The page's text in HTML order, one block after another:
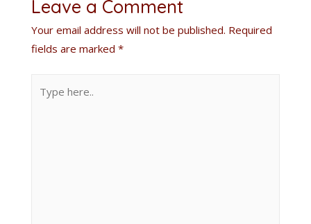
Leave a Comment
Your email address will not be published. Required
fields are marked *